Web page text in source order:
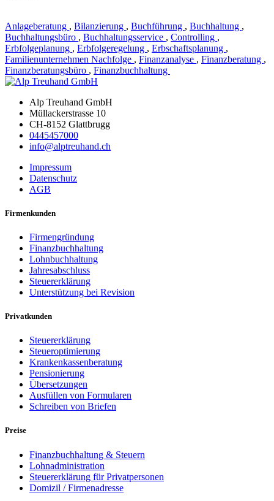
Anlageberatung , Bilanzierung , Buchführung , Buchhaltung ,
Buchhaltungsbüro , Buchhaltungsservice , Controlling ,
Erbfolgeplanung , Erbfolgeregelung , Erbschaftsplanung ,
Familienunternehmen Nachfolge , Finanzanalyse , Finanzberatung ,
Finanzberatungsbüro , Finanzbuchhaltung
Alp Treuhand GmbH
Müllackerstrasse 10
CH-8152 Glattbrugg
0445457000
info@alptreuhand.ch
Impressum
Datenschutz
AGB
Firmenkunden
Firmengründung
Finanzbuchhaltung
Lohnbuchhaltung
Jahresabschluss
Steuererklärung
Unterstützung bei Revision
Privatkunden
Steuererklärung
Steueroptimierung
Krankenkassenberatung
Pensionierung
Übersetzungen
Ausfüllen von Formularen
Schreiben von Briefen
Preise
Finanzbuchhaltung & Steuern
Lohnadministration
Steuererklärung für Privatpersonen
Domizil / Firmenadresse